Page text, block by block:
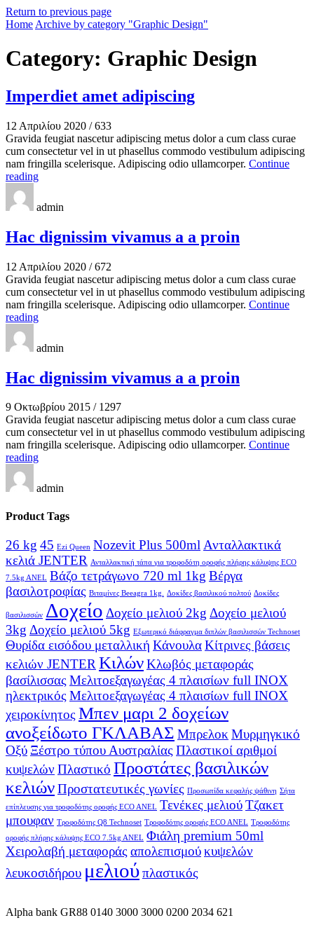
Return to previous page
Home Archive by category "Graphic Design"
Category: Graphic Design
Imperdiet amet adipiscing
12 Απριλίου 2020 / 633
Gravida feugiat nascetur adipiscing metus dolor a cum class curae
cum consectetur vel in ut phasellus commodo vestibulum adipiscing
nam fringilla scelerisque. Adipiscing odio ullamcorper. Continue
reading
admin
Hac dignissim vivamus a a proin
12 Απριλίου 2020 / 672
Gravida feugiat nascetur adipiscing metus dolor a cum class curae
cum consectetur vel in ut phasellus commodo vestibulum adipiscing
nam fringilla scelerisque. Adipiscing odio ullamcorper. Continue
reading
admin
Hac dignissim vivamus a a proin
9 Οκτωβρίου 2015 / 1297
Gravida feugiat nascetur adipiscing metus dolor a cum class curae
cum consectetur vel in ut phasellus commodo vestibulum adipiscing
nam fringilla scelerisque. Adipiscing odio ullamcorper. Continue
reading
admin
Product Tags
26 kg 45 Ezi Queen Nozevit Plus 500ml Ανταλλακτικά
κελιά JENTER
Ανταλλακτική τάπα για τροφοδότη οροφής πλήρης κάλυψης ECO
7.5kg ANEL Βάζο τετράγωνο 720 ml 1kg Βέργα
βασιλοτροφίας Βιταμίνες Beeagra 1kg. Δοκίδες βασιλικού πολτού Δοκίδες
βασιλισσών Δοχείο Δοχείο μελιού 2kg Δοχείο μελιού
3kg Δοχείο μελιού 5kg Εξωτερικό διάφραγμα διπλών βασιλισσών Technoset
Θυρίδα εισόδου μεταλλική ΚάνουλαΚίτρινες βάσεις
κελιών JENTER ΚιλώνΚλωβός μεταφοράς
βασίλισσας Μελιτοεξαγωγέας 4 πλαισίων full INOX
ηλεκτρικός Μελιτοεξαγωγέας 4 πλαισίων full INOX
χειροκίνητος Μπεν μαρι 2 δοχείων
ανοξείδωτο ΓΚΛΑΒΑΣ Μπρελοκ Μυρμηγκικό
Οξύ Ξέστρο τύπου Αυστραλίας Πλαστικοί αριθμοί
κυψελών Πλαστικό Προστάτες βασιλικών
κελιώνΠροστατευτικές γωνίες Προσωπίδα κεφαλής ψάθινη Σήτα
επίπλευσης για τροφοδότης οροφής ECO ANEL Τενέκες μελιούΤζακετ
μπουφαν Τροφοδότης Q8 Technoset Τροφοδότης οροφής ECO ANEL Τροφοδότης
οροφής πλήρης κάλυψης ECO 7.5kg ANEL Φιάλη premium 50ml
Χειρολαβή μεταφοράς απολεπισμούκυψελών
λευκοσιδήρου μελιούπλαστικός
Alpha bank GR88 0140 3000 3000 0200 2034 621